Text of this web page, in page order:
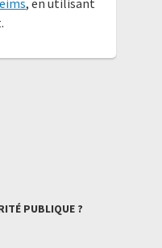
, en utilisant
PUBLIQUE ?